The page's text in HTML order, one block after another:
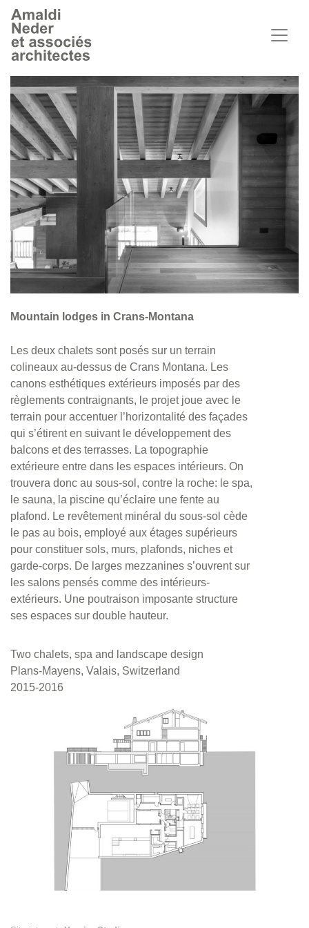
Mountain lodges in Crans-Montana
Les deux chalets sont posés sur un terrain
colineaux au-dessus de Crans Montana. Les
canons esthétiques extérieurs imposés par des
règlements contraignants, le projet joue avec le
terrain pour accentuer l’horizontalité des façades
qui s’étirent en suivant le développement des
balcons et des terrasses. La topographie
extérieure entre dans les espaces intérieurs. On
trouvera donc au sous-sol, contre la roche: le spa,
le sauna, la piscine qu’éclaire une fente au
plafond. Le revêtement minéral du sous-sol cède
le pas au bois, employé aux étages supérieurs
pour constituer sols, murs, plafonds, niches et
garde-corps. De larges mezzanines s’ouvrent sur
les salons pensés comme des intérieurs-
extérieurs. Une poutraison imposante structure
ses espaces sur double hauteur.
Two chalets, spa and landscape design
Plans-Mayens, Valais, Switzerland
2015-2016